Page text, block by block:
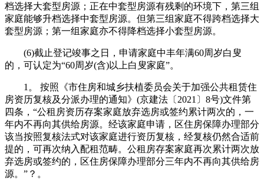
档选择大套型房源；正在中套型房源有残剩的环境下，第三组
家庭能够升档选择中套型房源。但第三组家庭不得跨档选择大
套型房源；第一组家庭亦不得降档选择小套型房源。
(6)截止登记竣事之日，申请家庭中丰年满60周岁白叟
的，可认定为“60周岁(含)以上白叟家庭”。
1。 按照《市住房和城乡扶植委员会关于加强公共租赁住
房资历复核及分派办理的通知》(京建法〔2021〕8号)文件第
四条，“公租房资历存案家庭放弃选房或签约累计两次的，一
年内不再向其供给房源。经该家庭申请，区住房保障办理部分
该当按照复核法式对该家庭进行资历复核，经复核仍然合适前
提的，可再次纳入配租范畴。公租房存案家庭再次累计两次放
弃选房或签约的，区住房保障办理部分三年内不再向其供给房
源。”？。